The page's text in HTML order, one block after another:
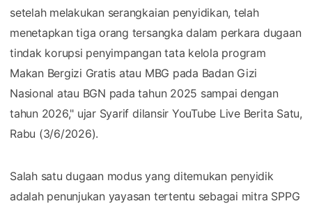
setelah melakukan serangkaian penyidikan, telah
menetapkan tiga orang tersangka dalam perkara dugaan
tindak korupsi penyimpangan tata kelola program
Makan Bergizi Gratis atau MBG pada Badan Gizi
Nasional atau BGN pada tahun 2025 sampai dengan
tahun 2026," ujar Syarif dilansir YouTube Live Berita Satu,
Rabu (3/6/2026).
Salah satu dugaan modus yang ditemukan penyidik
adalah penunjukan yayasan tertentu sebagai mitra SPPG